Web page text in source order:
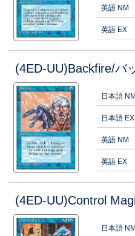
英語 NM
英語 EX
(4ED-UU)Backfire/バ
日本語 NM
日本語 EX
英語 NM
英語 EX
(4ED-UU)Control
日本語 NM